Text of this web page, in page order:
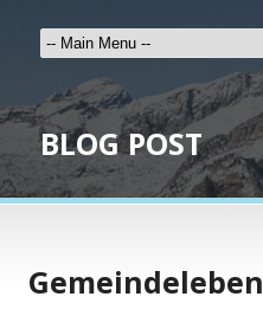
BLOG POST
Gemeindeleben